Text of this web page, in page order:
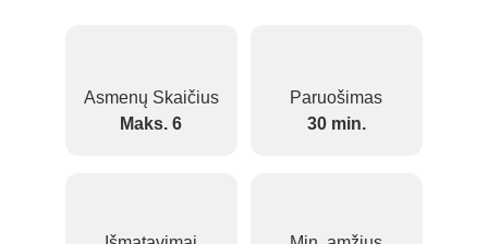
Asmenų Skaičius
Maks. 6
Paruošimas
30 min.